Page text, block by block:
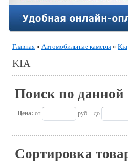
Главная » Автомобильные камеры » Kia
KIA
Поиск по данной
Цена: от руб. - до
Сортировка